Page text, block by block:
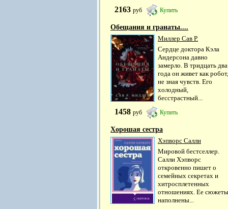
2163 руб Купить
Обещания и гранаты....
Миллер Сав Р.
Сердце доктора Кэла
Андерсона давно
замерло. В тридцать два
года он живет как робот,
не зная чувств. Его
холодный,
бесстрастный...
1458 руб Купить
Хорошая сестра
Хэпворс Салли
Мировой бестселлер.
Салли Хэпворс
откровенно пишет о
семейных секретах и
хитросплетенных
отношениях. Ее сюжеты
наполнены...